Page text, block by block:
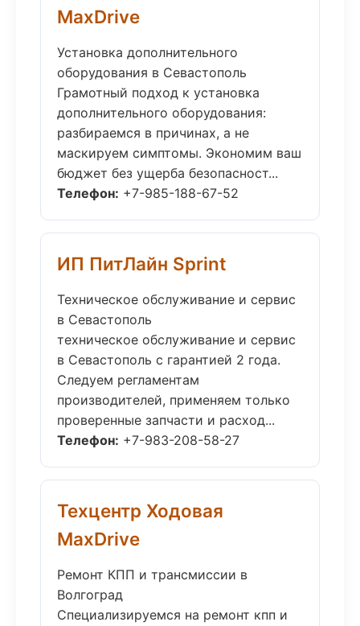
MaxDrive
Установка дополнительного
оборудования в Севастополь
Грамотный подход к установка
дополнительного оборудования:
разбираемся в причинах, а не
маскируем симптомы. Экономим ваш
бюджет без ущерба безопасност...
Телефон: +7-985-188-67-52
ИП ПитЛайн Sprint
Техническое обслуживание и сервис
в Севастополь
техническое обслуживание и сервис
в Севастополь с гарантией 2 года.
Следуем регламентам
производителей, применяем только
проверенные запчасти и расход...
Телефон: +7-983-208-58-27
Техцентр Ходовая
MaxDrive
Ремонт КПП и трансмиссии в
Волгоград
Специализируемся на ремонт кпп и